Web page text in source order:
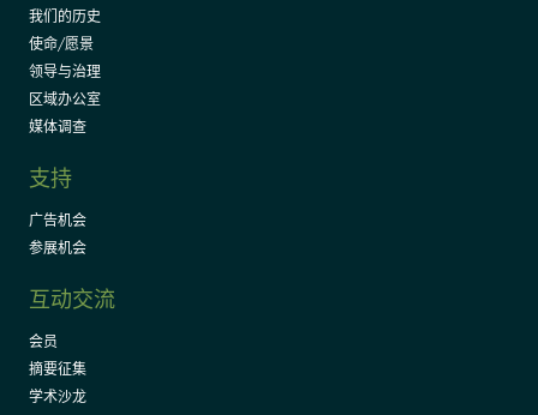
我们的历史
使命/愿景
领导与治理
区域办公室
媒体调查
支持
广告机会
参展机会
互动交流
会员
摘要征集
学术沙龙